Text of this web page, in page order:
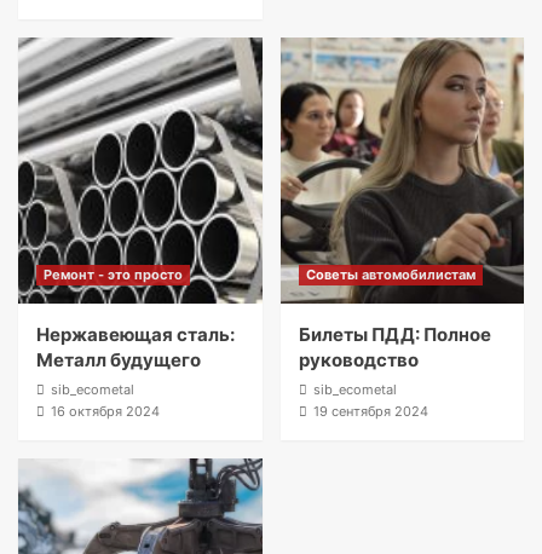
Ремонт - это просто
Нержавеющая сталь:
Металл будущего
sib_ecometal
16 октября 2024
Советы автомобилистам
Билеты ПДД: Полное
руководство
sib_ecometal
19 сентября 2024